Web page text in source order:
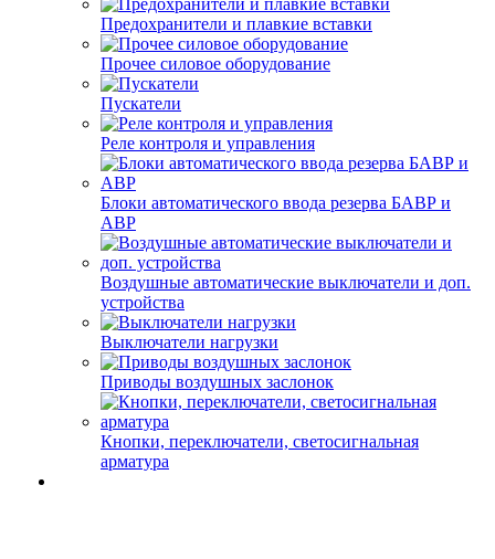
Предохранители и плавкие вставки
Прочее силовое оборудование
Пускатели
Реле контроля и управления
Блоки автоматического ввода резерва БАВР и
АВР
Воздушные автоматические выключатели и доп.
устройства
Выключатели нагрузки
Приводы воздушных заслонок
Кнопки, переключатели, светосигнальная
арматура